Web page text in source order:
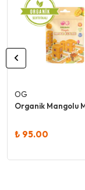
OG
₺ 95.00